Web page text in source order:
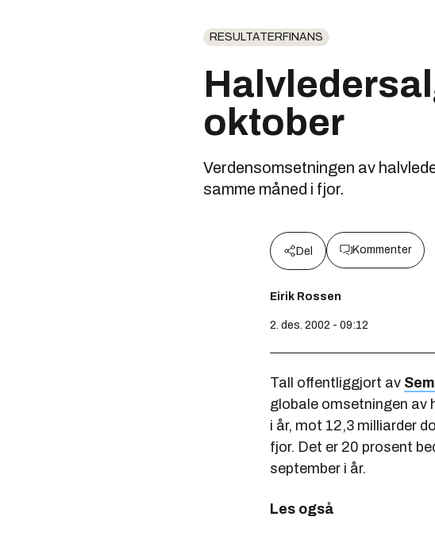
RESULTATERFINANS
oktober
Verdensomsetningen av
samme måned i fjor.
Del Kommenter
Eirik Rossen
2. des. 2002 - 09:12
Tall offentliggjort av
globale omsetningen av
i år, mot 12,3 milliarder
fjor. Det er 20 prosent
september i år.
Les også